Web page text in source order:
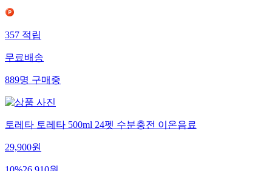
357적립
무료배송
889명구매중
토레타 토레타 500ml 24펫 수분충전 이온음료
29,900원